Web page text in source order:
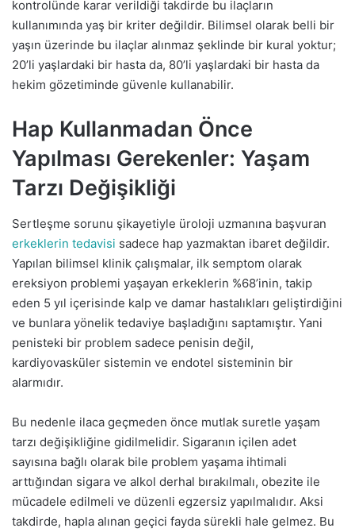
kontrolünde karar verildiği takdirde bu ilaçların
kullanımında yaş bir kriter değildir. Bilimsel olarak belli bir
yaşın üzerinde bu ilaçlar alınmaz şeklinde bir kural yoktur;
20’li yaşlardaki bir hasta da, 80’li yaşlardaki bir hasta da
hekim gözetiminde güvenle kullanabilir.
Hap Kullanmadan Önce
Yapılması Gerekenler: Yaşam
Tarzı Değişikliği
Sertleşme sorunu şikayetiyle üroloji uzmanına başvuran
erkeklerin tedavisi sadece hap yazmaktan ibaret değildir.
Yapılan bilimsel klinik çalışmalar, ilk semptom olarak
ereksiyon problemi yaşayan erkeklerin %68’inin, takip
eden 5 yıl içerisinde kalp ve damar hastalıkları geliştirdiğini
ve bunlara yönelik tedaviye başladığını saptamıştır. Yani
penisteki bir problem sadece penisin değil,
kardiyovasküler sistemin ve endotel sisteminin bir
alarmıdır.
Bu nedenle ilaca geçmeden önce mutlak suretle yaşam
tarzı değişikliğine gidilmelidir. Sigaranın içilen adet
sayısına bağlı olarak bile problem yaşama ihtimali
arttığından sigara ve alkol derhal bırakılmalı, obezite ile
mücadele edilmeli ve düzenli egzersiz yapılmalıdır. Aksi
takdirde, hapla alınan geçici fayda sürekli hale gelmez. Bu